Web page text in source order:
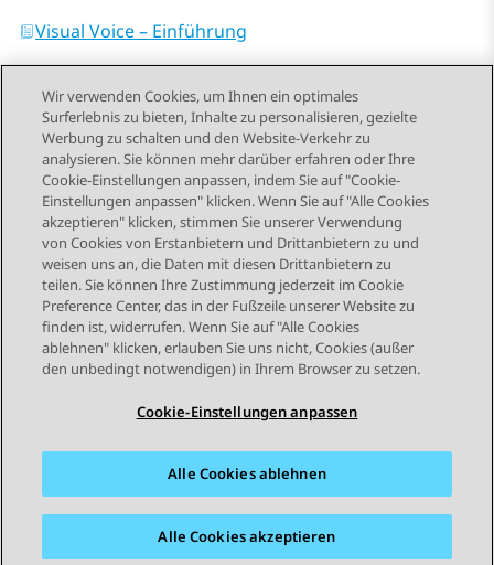
Visual Voice – Einführung
Send Feedback
Themennavigation
Vorheriges Thema Nächstes Thema
STAY CONNECTED
Sitemap Nutzungsbedingungen
Datenschutz
Marken
Barrierefreiheit
Wir verwenden Cookies, um Ihnen ein optimales
Surferlebnis zu bieten, Inhalte zu personalisieren, gezielte
Werbung zu schalten und den Website-Verkehr zu
analysieren. Sie können mehr darüber erfahren oder Ihre
Cookie-Einstellungen anpassen, indem Sie auf "Cookie-
Einstellungen anpassen" klicken. Wenn Sie auf "Alle Cookies
akzeptieren" klicken, stimmen Sie unserer Verwendung
von Cookies von Erstanbietern und Drittanbietern zu und
weisen uns an, die Daten mit diesen Drittanbietern zu
teilen. Sie können Ihre Zustimmung jederzeit im Cookie
Preference Center, das in der Fußzeile unserer Website zu
finden ist, widerrufen. Wenn Sie auf "Alle Cookies
ablehnen" klicken, erlauben Sie uns nicht, Cookies (außer
den unbedingt notwendigen) in Ihrem Browser zu setzen.
Cookie-Einstellungen anpassen
Alle Cookies ablehnen
Alle Cookies akzeptieren